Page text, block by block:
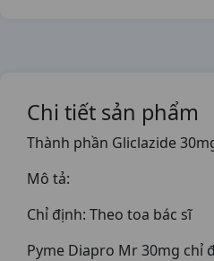
Chi tiết sản phẩm
Thành phần Gliclazide
Mô tả:
Chỉ định: Theo toa bác sĩ
Pyme Diapro Mr 30mg chỉ